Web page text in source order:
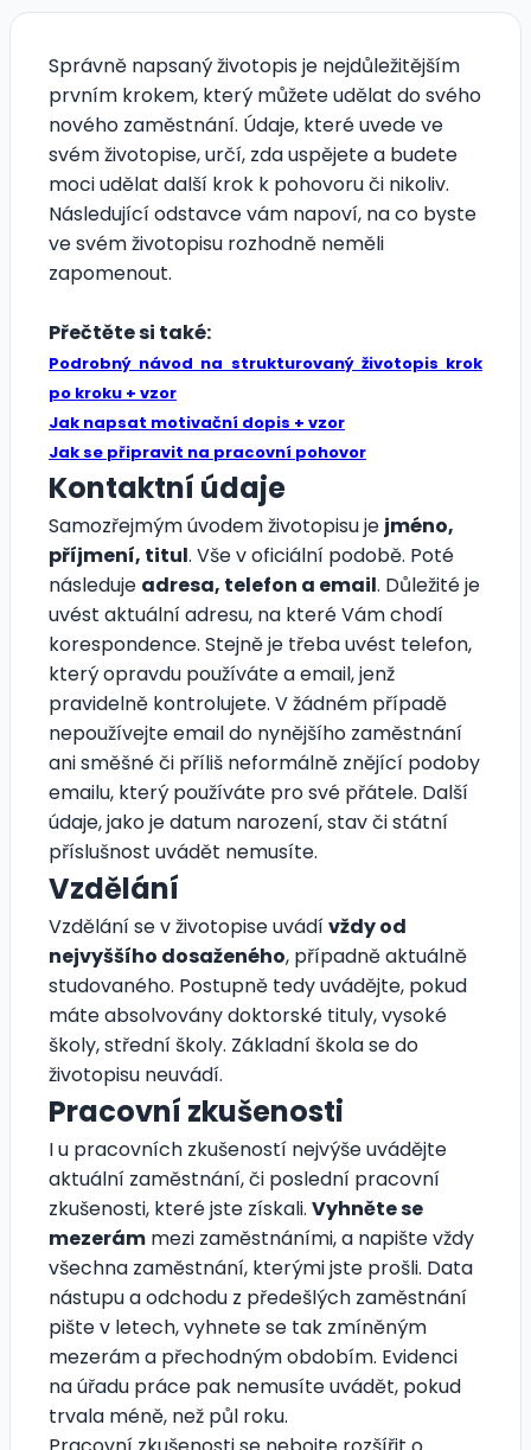
Správně napsaný životopis je nejdůležitějším
prvním krokem, který můžete udělat do svého
nového zaměstnání. Údaje, které uvede ve
svém životopise, určí, zda uspějete a budete
moci udělat další krok k pohovoru či nikoliv.
Následující odstavce vám napoví, na co byste
ve svém životopisu rozhodně neměli
zapomenout.
Přečtěte si také:
Podrobný návod na strukturovaný životopis krok
po kroku + vzor
Jak napsat motivační dopis + vzor
Jak se připravit na pracovní pohovor
Kontaktní údaje
Samozřejmým úvodem životopisu je jméno,
příjmení, titul. Vše v oficiální podobě. Poté
následuje adresa, telefon a email. Důležité je
uvést aktuální adresu, na které Vám chodí
korespondence. Stejně je třeba uvést telefon,
který opravdu používáte a email, jenž
pravidelně kontrolujete. V žádném případě
nepoužívejte email do nynějšího zaměstnání
ani směšné či příliš neformálně znějící podoby
emailu, který používáte pro své přátele. Další
údaje, jako je datum narození, stav či státní
příslušnost uvádět nemusíte.
Vzdělání
Vzdělání se v životopise uvádívždy od
nejvyššího dosaženého, případně aktuálně
studovaného. Postupně tedy uvádějte, pokud
máte absolvovány doktorské tituly, vysoké
školy, střední školy. Základní škola se do
životopisu neuvádí.
Pracovní zkušenosti
I u pracovních zkušeností nejvýše uvádějte
aktuální zaměstnání, či poslední pracovní
zkušenosti, které jste získali. Vyhněte se
mezerám mezi zaměstnáními, a napište vždy
všechna zaměstnání, kterými jste prošli. Data
nástupu a odchodu z předešlých zaměstnání
pište v letech, vyhnete se tak zmíněným
mezerám a přechodným obdobím. Evidenci
na úřadu práce pak nemusíte uvádět, pokud
trvala méně, než půl roku.